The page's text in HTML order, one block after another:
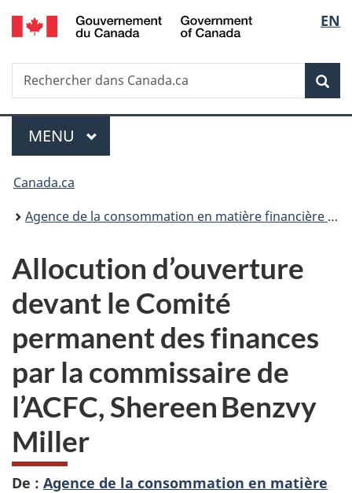
Passer
au
principal
Passer
à
Au
du
Passer
à
version
simplifiée
de
la
EN
Recherche
Rechercher
dans
Menu
MENU PRINCIPAL
Vous
êtes
Canada.ca
Agence de la consommation en matière financière du Canada
Allocution d’ouverture
devant le Comité
permanent des finances
par la commissaire de
l’ACFC, Shereen Benzvy
Miller
De : Agence de la consommation en matière